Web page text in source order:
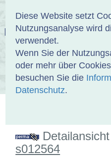
Diese Website setzt
Nutzungsanalyse wird
verwendet.
Wenn Sie der
oder mehr über
besuchen Sie die
Datenschutz.
ÜBER UNS SAMMLUNGEN
s012564